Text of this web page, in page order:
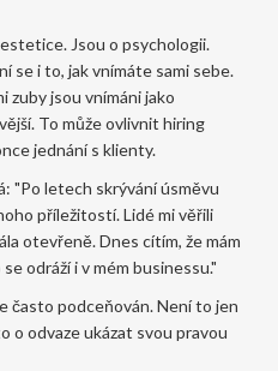
Jsou o psychologii.
se i to, jak vnímáte sami sebe.
zuby jsou vnímáni jako
To může ovlivnit hiring
jednání s klienty.
"Po letech skrývání úsměvu
příležitostí. Lidé mi věřili
otevřeně. Dnes cítím, že mám
odráží i v mém businessu."
často podceňován. Není to jen
o odvaze ukázat svou pravou